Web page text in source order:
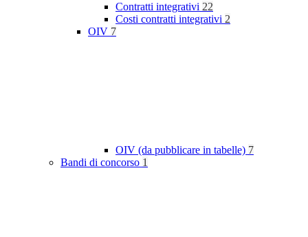
Contratti integrativi 22
Costi contratti integrativi 2
OIV 7
OIV (da pubblicare in tabelle) 7
Bandi di concorso 1